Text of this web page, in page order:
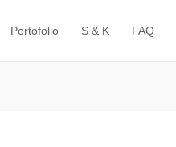
Portofolio S & K FAQ